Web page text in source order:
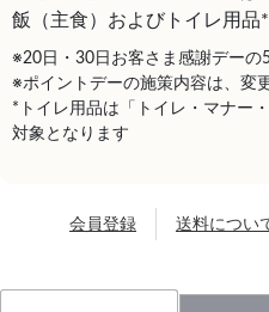
飯（主食）およびトイレ用品*
※20日・30日お客さま感謝デーの
※ポイントデーの施策内容は、変
*トイレ用品は「トイレ・マナー
対象となります
会員登録 送料につい